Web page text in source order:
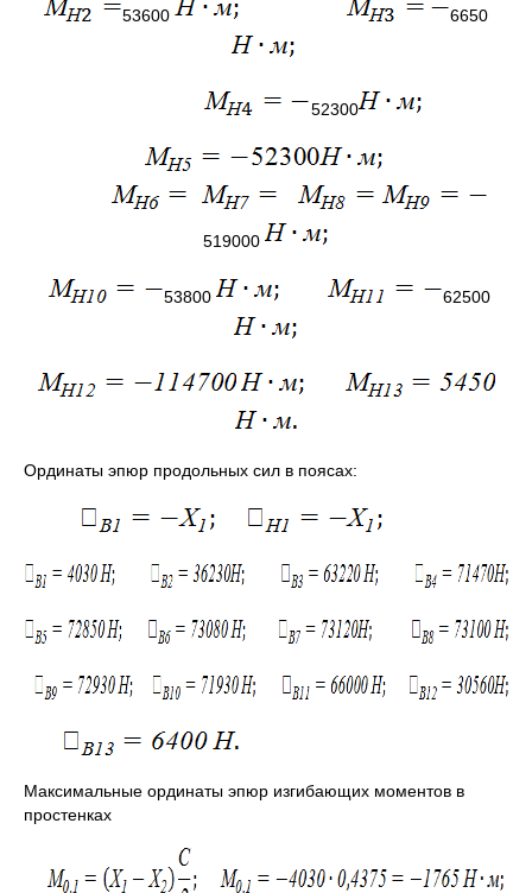
53600 6650
52300
519000
53800 62500
Ординаты эпюр продольных сил в поясах:
Максимальные ординаты эпюр изгибающих моментов в
простенках